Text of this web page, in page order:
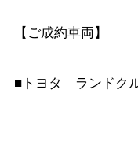
【ご成約車両】
■トヨタ ランドク